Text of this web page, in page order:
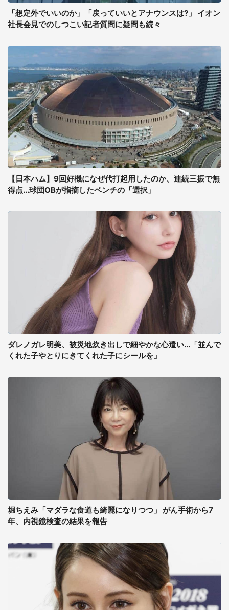
「想定外でいいのか」「戻っていいとアナウンスは?」 イオン
社長会見でのしつこい記者質問に疑問も続々
【日本ハム】9回好機になぜ代打起用したのか、連続三振で無
得点...球団OBが指摘したベンチの「選択」
ダレノガレ明美、被災地炊き出しで細やかな心遣い...「並んで
くれた子やとりにきてくれた子にシールを」
堀ちえみ「マダラな食道も綺麗になりつつ」 がん手術から7
年、内視鏡検査の結果を報告